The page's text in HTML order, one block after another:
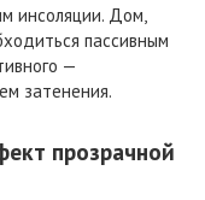
инсоляции. Дом,
пассивным
—
затенения.
прозрачной